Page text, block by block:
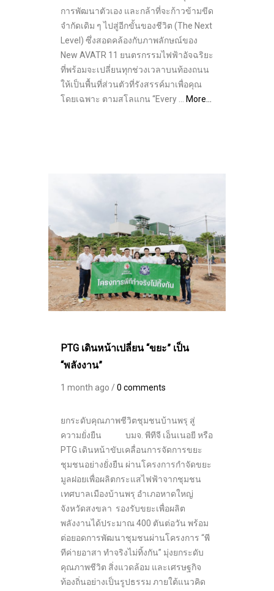
การพัฒนาตัวเอง และกล้าที่จะก้าวข้ามขีด
จำกัดเดิม ๆ ไปสู่อีกขั้นของชีวิต (The Next
Level) ซึ่งสอดคล้องกับภาพลักษณ์ของ
New AVATR 11 ยนตรกรรมไฟฟ้าอัจฉริยะ
ที่พร้อมจะเปลี่ยนทุกช่วงเวลาบนท้องถนน
ให้เป็นพื้นที่ส่วนตัวที่รังสรรค์มาเพื่อคุณ
โดยเฉพาะ ตามสโลแกน “Every …
More…
PTG เดินหน้าเปลี่ยน “ขยะ” เป็น
“พลังงาน”
1 month ago /0 comments
ยกระดับคุณภาพชีวิตชุมชนบ้านพรุ สู่
ความยั่งยืน บมจ. พีทีจี เอ็นเนอยี หรือ
PTG เดินหน้าขับเคลื่อนการจัดการขยะ
ชุมชนอย่างยั่งยืน ผ่านโครงการกำจัดขยะ
มูลฝอยเพื่อผลิตกระแสไฟฟ้าจากชุมชน
เทศบาลเมืองบ้านพรุ อำเภอหาดใหญ่
จังหวัดสงขลา รองรับขยะเพื่อผลิต
พลังงานได้ประมาณ 400 ตันต่อวัน พร้อม
ต่อยอดการพัฒนาชุมชนผ่านโครงการ “พี
ทีค่ายอาสา ทำจริงไม่ทิ้งกัน” มุ่งยกระดับ
คุณภาพชีวิต สิ่งแวดล้อม และเศรษฐกิจ
ท้องถิ่นอย่างเป็นรูปธรรม ภายใต้แนวคิด